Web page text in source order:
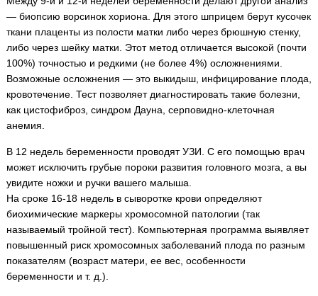
— биопсию ворсинок хориона. Для этого шприцем берут кусочек
ткани плаценты из полости матки либо через брюшную стенку,
либо через шейку матки. Этот метод отличается высокой (почти
100%) точностью и редкими (не более 4%) осложнениями.
Возможные осложнения — это выкидыш, инфицирование плода,
кровотечение. Тест позволяет диагностировать такие болезни,
как цистофиброз, синдром Дауна, серповидно-клеточная
анемия.
В 12 недель беременности проводят УЗИ. С его помощью врач
может исключить грубые пороки развития головного мозга, а вы
увидите ножки и ручки вашего малыша.
На сроке 16-18 недель в сыворотке крови определяют
биохимические маркеры хромосомной патологии (так
называемый тройной тест). Компьютерная программа выявляет
повышенный риск хромосомных заболеваний плода по разным
показателям (возраст матери, ее вес, особенности
беременности и т. д.).